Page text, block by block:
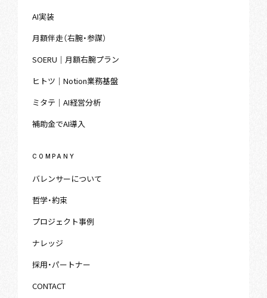
AI実装
月額伴走（右腕・参謀）
SOERU｜月額右腕プラン
ヒトツ｜Notion業務基盤
ミタテ｜AI経営分析
補助金でAI導入
COMPANY
バレンサーについて
哲学・約束
プロジェクト事例
ナレッジ
採用・パートナー
CONTACT